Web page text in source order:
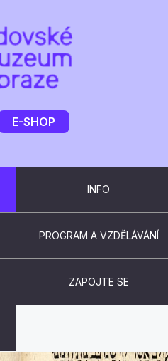
E-SHOP
INFO
PROGRAM A VZDĚLÁVÁNÍ
ZAPOJTE SE